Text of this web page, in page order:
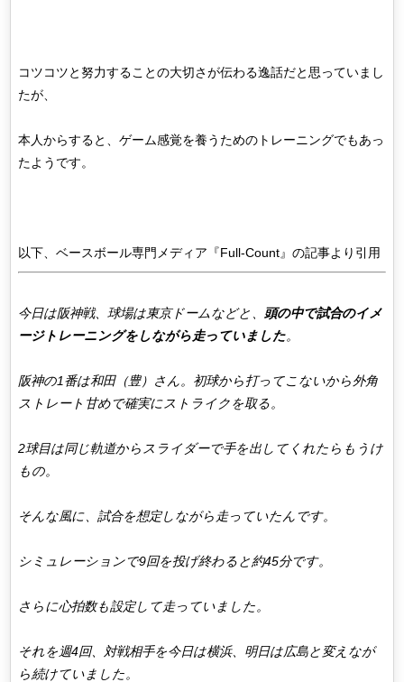
コツコツと努力することの大切さが伝わる逸話だと思っていまし
たが、
本人からすると、ゲーム感覚を養うためのトレーニングでもあっ
たようです。
以下、ベースボール専門メディア『Full-Count』の記事より引用
今日は阪神戦、球場は東京ドームなどと、 頭の中で試合のイメ
ージトレーニングをしながら走っていました。
阪神の1番は和田（豊）さん。初球から打ってこないから外角
ストレート甘めで確実にストライクを取る。
2球目は同じ軌道からスライダーで手を出してくれたらもうけ
もの。
そんな風に、試合を想定しながら走っていたんです。
シミュレーションで9回を投げ終わると約45分です。
さらに心拍数も設定して走っていました。
それを週4回、対戦相手を今日は横浜、明日は広島と変えなが
ら続けていました。